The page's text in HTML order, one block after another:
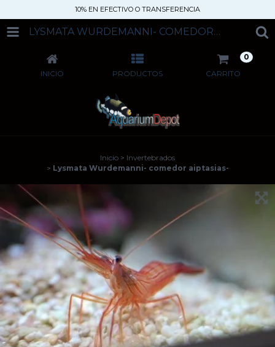
10% EN EFECTIVO O TRANSFERENCIA
LYSMATA WURDEMANNI- COMEDOR AIPTASIAS-
INICIO PRODUCTOS CARRITO
0
Inicio > Invertebrados
> Lysmata Wurdemanni- comedor aiptasias-